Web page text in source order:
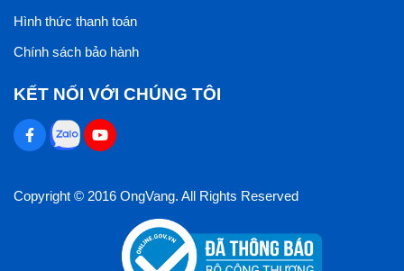
Hình thức thanh toán
Chính sách bảo hành
KẾT NỐI VỚI CHÚNG TÔI
Copyright © 2016 OngVang. All Rights Reserved